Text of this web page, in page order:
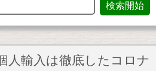
人輸入は徹底したコロナ